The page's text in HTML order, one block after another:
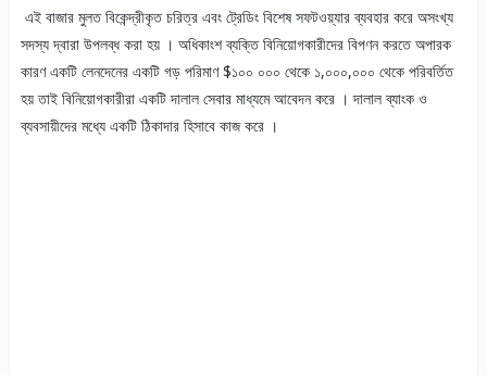
এই বাজার মুলত বিকেন্দ্রীকৃত চরিত্র এবং ট্রেডিং বিশেষ সফটওয়্যার ব্যবহার করে অসংখ্য
সদস্য দ্বারা উপলব্ধ করা হয় । অধিকাংশ ব্যক্তি বিনিয়োগকারীদের বিপণন করতে অপারক
কারণ একটি লেনদেনের একটি গড় পরিমাণ $১০০ ০০০ থেকে ১,০০০,০০০ থেকে পরিবর্তিত
হয় তাই বিনিয়োগকারীরা একটি দালাল সেবার মাধ্যমে আবেদন করে । দালাল ব্যাংক ও
ব্যবসায়ীদের মধ্যে একটি ঠিকাদার হিসাবে কাজ করে ।